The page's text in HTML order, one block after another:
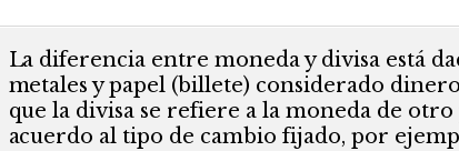
La diferencia entre moneda y divisa está
metales y papel (billete) considerado
que la divisa se refiere a la moneda de
acuerdo al tipo de cambio fijado, por